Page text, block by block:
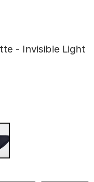
- Invisible Light